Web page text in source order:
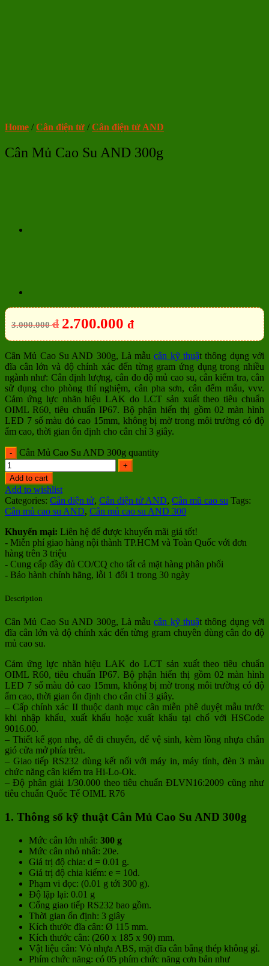
Home / Cân điện tử / Cân điện tử AND
Cân Mủ Cao Su AND 300g
3.000.000đ 2.700.000 đ
Cân Mủ Cao Su AND 300g, Là mẫucân kỹ thuật thông dụng với
đĩa cân lớn và độ chính xác đến từng gram ứng dụng trong nhiều
ngành như: Cân định lượng, cân đo độ mủ cao su, cân kiểm tra, cân
sử dụng cho phòng thí nghiệm, cân pha sơn, cân đếm mẫu, vvv.
Cảm ứng lực nhãn hiệu LAK do LCT sản xuất theo tiêu chuẩn
OIML R60, tiêu chuẩn IP67. Bộ phận hiển thị gồm 02 màn hình
LED 7 số màu đỏ cao 15mm, không bị mờ trong môi trường có độ
ẩm cao, thời gian ổn định cho cân chỉ 3 giây.
Cân Mủ Cao Su AND 300g quantity
Add to cart
Add to wishlist
Categories: Cân điện tử, Cân điện tử AND, Cân mũ cao su Tags:
Cân mủ cao su AND, Cân mủ cao su AND 300
Khuyến mại: Liên hệ để được khuyến mãi giá tốt!
- Miễn phí giao hàng nội thành TP.HCM và Toàn Quốc với đơn
hàng trên 3 triệu
- Cung cấp đầy đủ CO/CQ cho tất cả mặt hàng phân phối
- Bảo hành chính hãng, lỗi 1 đổi 1 trong 30 ngày
Description
Cân Mủ Cao Su AND 300g, Là mẫucân kỹ thuật thông dụng với
đĩa cân lớn và độ chính xác đến từng gram chuyên dùng cân đo độ
mủ cao su.
Cảm ứng lực nhãn hiệu LAK do LCT sản xuất theo tiêu chuẩn
OIML R60, tiêu chuẩn IP67. Bộ phận hiển thị gồm 02 màn hình
LED 7 số màu đỏ cao 15mm, không bị mờ trong môi trường có độ
ẩm cao, thời gian ổn định cho cân chỉ 3 giây.
– Cấp chính xác II thuộc danh mục cân miễn phê duyệt mẫu trước
khi nhập khẩu, xuất khẩu hoặc xuất khẩu tại chổ với HSCode
9016.00.
– Thiết kế gọn nhẹ, dễ di chuyển, dể vệ sinh, kèm lồng nhựa chắn
gió cửa mở phía trên.
– Giao tiếp RS232 dùng kết nối với máy in, máy tính, đèn 3 màu
chức năng cân kiểm tra Hi-Lo-Ok.
– Độ phân giải 1/30.000 theo tiêu chuẩn ĐLVN16:2009 cũng như
tiêu chuẩn Quốc Tế OIML R76
1. Thông số kỹ thuật Cân Mủ Cao Su AND 300g
Mức cân lớn nhất: 300 g
Mức cân nhỏ nhất: 20e.
Giá trị độ chia: d = 0.01 g.
Giá trị độ chia kiểm: e = 10d.
Phạm vi đọc: (0.01 g tới 300 g).
Độ lặp lại: 0.01 g
Cổng giao tiếp RS232 bao gồm.
Thời gian ổn định: 3 giây
Kích thước đĩa cân: Ø 115 mm.
Kích thước cân: (260 x 185 x 90) mm.
Vật liệu cân: Vỏ nhựa ABS, mặt đĩa cân bằng thép không gỉ.
Phím chức năng: có 05 phím chức năng cơn bản như